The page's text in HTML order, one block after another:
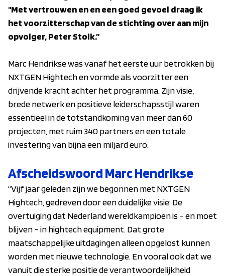
"Met vertrouwen en en een goed gevoel draag ik
het voorzitterschap van de stichting over aan mijn
opvolger, Peter Stolk.”
Marc Hendrikse was vanaf het eerste uur betrokken bij
NXTGEN Hightech en vormde als voorzitter een
drijvende kracht achter het programma. Zijn visie,
brede netwerk en positieve leiderschapsstijl waren
essentieel in de totstandkoming van meer dan 60
projecten, met ruim 340 partners en een totale
investering van bijna een miljard euro.
Afscheidswoord Marc Hendrikse
“Vijf jaar geleden zijn we begonnen met NXTGEN
Hightech, gedreven door een duidelijke visie: De
overtuiging dat Nederland wereldkampioen is – en moet
blijven – in hightech equipment. Dat grote
maatschappelijke uitdagingen alleen opgelost kunnen
worden met nieuwe technologie. En vooral ook dat we
vanuit die sterke positie de verantwoordelijkheid